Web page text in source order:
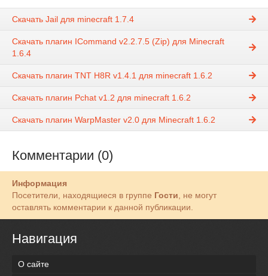
Скачать Jail для minecraft 1.7.4
Скачать плагин ICommand v2.2.7.5 (Zip) для Minecraft
1.6.4
Скачать плагин TNT H8R v1.4.1 для minecraft 1.6.2
Скачать плагин Pchat v1.2 для minecraft 1.6.2
Скачать плагин WarpMaster v2.0 для Minecraft 1.6.2
Комментарии (0)
Информация
Посетители, находящиеся в группе Гости, не могут
оставлять комментарии к данной публикации.
Навигация
О сайте